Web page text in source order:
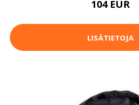
104 EUR
LISÄTIETOJA